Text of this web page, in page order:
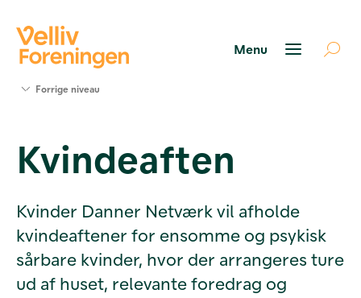
Værktøjer
og viden
Foreningen
Kontakt
os
Forrige niveau
Kvindeaften
Kvinder Danner Netværk vil afholde
kvindeaftener for ensomme og psykisk
sårbare kvinder, hvor der arrangeres ture
ud af huset, relevante foredrag og